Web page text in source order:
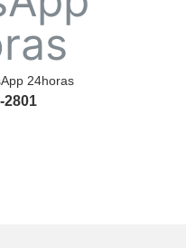
24horas
2801